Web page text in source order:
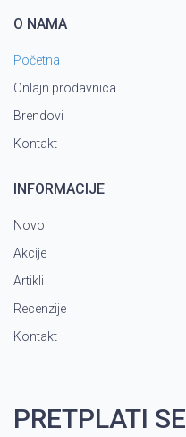
O NAMA
Početna
Onlajn prodavnica
Brendovi
Kontakt
INFORMACIJE
Novo
Akcije
Artikli
Recenzije
Kontakt
PRETPLATI SE